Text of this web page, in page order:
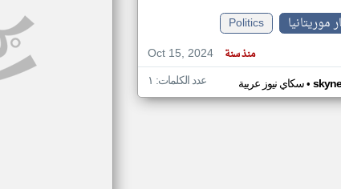
موريتانيا
Politics
Oct 15, 2024
منذ سنة
سكاي نيوز عربية• عدد الكلمات: ١